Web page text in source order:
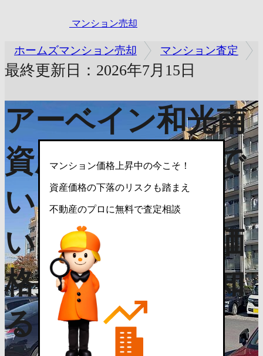
マンション売却
ホームズマンション売却 マンション査定
最終更新日：2026年7月15日
アーベイン和光南
資産価値は中古で
いくら？売れな
い？売却査定で価
格推移・相場を知
る（無料）
マンション価格上昇中の今こそ！
資産価格の下落のリスクも踏まえ
不動産のプロに無料で査定相談